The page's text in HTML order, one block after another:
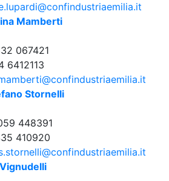
Mamberti
067421
6412113
Stornelli
448391
410920